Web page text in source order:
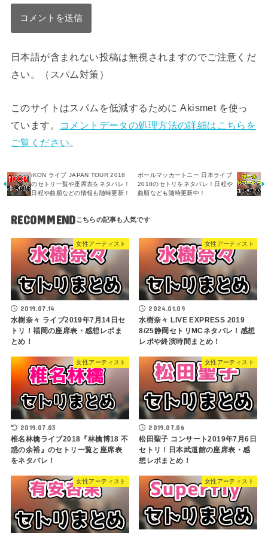
日本語が含まれない投稿は無視されますのでご注意くだ
さい。（スパム対策）
このサイトはスパムを低減するために Akismet を使っ
ています。
コメントデータの処理方法の詳細はこちらを
ご覧ください。
iKON ライブ JAPAN TOUR 2018
のセトリ一覧や座席表をネタバレ！
日程や曲順などの情報も随時更新！
ポールマッカートニー 日本ライブ
2018のセトリをネタバレ！日程や
曲順なども随時更新中！
RECOMMEND
女性アーティスト
2019.07.14
水樹奈々 ライブ2019年7月14日セ
トリ！福岡の座席表・感想レポま
とめ！
女性アーティスト
2024.01.09
水樹奈々 LIVE EXPRESS 2019
8/25静岡セトリMCネタバレ！感想
レポや終演時間まとめ！
女性アーティスト
2019.07.03
椎名林檎ライブ2018『林檎博18 不
惑の余裕』のセトリ一覧と座席表
をネタバレ！
女性アーティスト
2019.07.06
松田聖子 コンサート2019年7月6日
セトリ！日本武道館の座席表・感
想レポまとめ！
女性アーティスト 女性アーティスト